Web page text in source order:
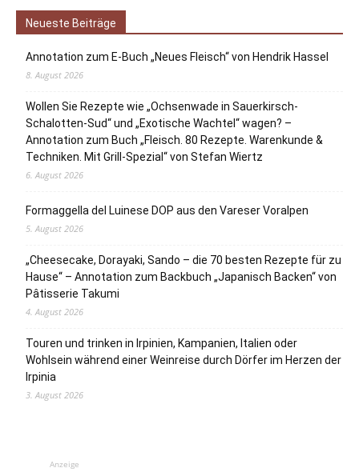
Neueste Beiträge
Annotation zum E-Buch „Neues Fleisch“ von Hendrik Hassel
8. August 2026
Wollen Sie Rezepte wie „Ochsenwade in Sauerkirsch-
Schalotten-Sud“ und „Exotische Wachtel“ wagen? –
Annotation zum Buch „Fleisch. 80 Rezepte. Warenkunde &
Techniken. Mit Grill-Spezial“ von Stefan Wiertz
6. August 2026
Formaggella del Luinese DOP aus den Vareser Voralpen
5. August 2026
„Cheesecake, Dorayaki, Sando – die 70 besten Rezepte für zu
Hause“ – Annotation zum Backbuch „Japanisch Backen“ von
Pâtisserie Takumi
4. August 2026
Touren und trinken in Irpinien, Kampanien, Italien oder
Wohlsein während einer Weinreise durch Dörfer im Herzen der
Irpinia
3. August 2026
Anzeige